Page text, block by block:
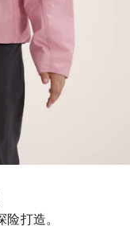
打造。